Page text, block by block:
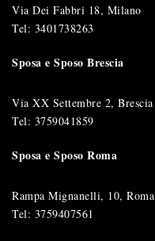
Via Dei Fabbri 18, Milano
Tel: 3401738263
Sposa e Sposo Brescia
Via XX Settembre 2, Brescia
Tel: 3759041859
Sposa e Sposo Roma
Rampa Mignanelli, 10, Roma
Tel: 3759407561